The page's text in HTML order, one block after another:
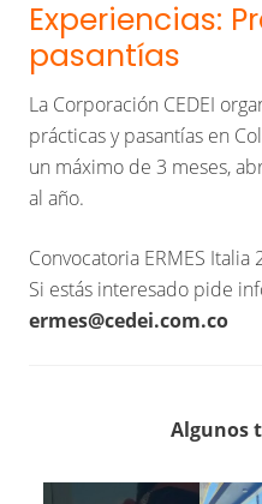
Experiencias:
pasantías
La Corporación CEDEI
prácticas y pasantías en
un máximo de 3 meses,
al año.
Convocatoria ERMES Italia
Si estás interesado pide
ermes@cedei.com.co
Algunos